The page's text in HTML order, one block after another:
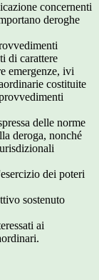
concernenti
deroghe
di carattere
emergenze, ivi
costituite
delle norme
deroga, nonché
dei poteri
sostenuto
ai